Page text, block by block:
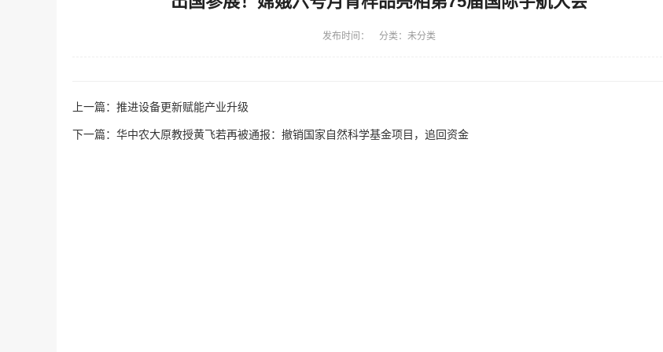
发布时间： 分类：未分类
上一篇： 推进设备更新赋能产业升级
下一篇： 华中农大原教授黄飞若再被通报：撤销国家自然科学基金项目，追回资金